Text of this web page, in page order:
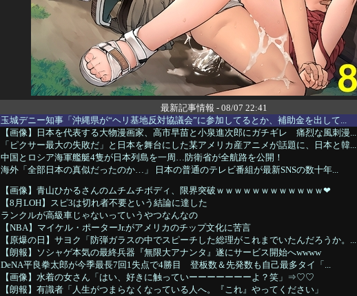
最新記事情報 - 08/07 22:41
玉城デニー知事「沖縄県が“ヘリ基地反対協議会”に参加してるとか、補助金を出して...
【画像】日本を代表する大物漫画家、高市早苗と小泉進次郎にガチギレ 痛烈な風刺漫...
「ピクサー最大の失敗だ」と日本を舞台にした某アメリカ産アニメが話題に、日本と韓...
中国とロシア海軍艦艇4隻が日本列島を一周…防衛省が全航路を公開！
海外「全部日本の真似だったのか…」 日本の普通のテレビ番組が最新SNSの数十年...
【画像】青山ひかるさんのムチムチボディ、限界突破ｗｗｗｗｗｗｗｗｗｗｗｗ❤
【8月LOH】スピ3は切れ者不要という結論に達した
ランクルが高級車じゃないっていうやつなんなの
【NBA】マイケル・ポーターJr.がアメリカのチップ文化に苦言
【原爆の日】サヨク「防弾ガラスの中でスピーチした総理がこれまでいたんだろうか。...
【朗報】ソシャゲ本気の最終兵器『無限大アナンタ』遂にサービス開始へwwww
DeNA平良拳太郎が今季最長7回1失点で4勝目 登板数＆先発数も自己最多タイ「...
【画像】水着の女さん「はい、好きに触っていーーーーーーーよ？笑」⇒♡♡
【朗報】有識者「人生がつまらなくなっている人へ。『これ』やってください」